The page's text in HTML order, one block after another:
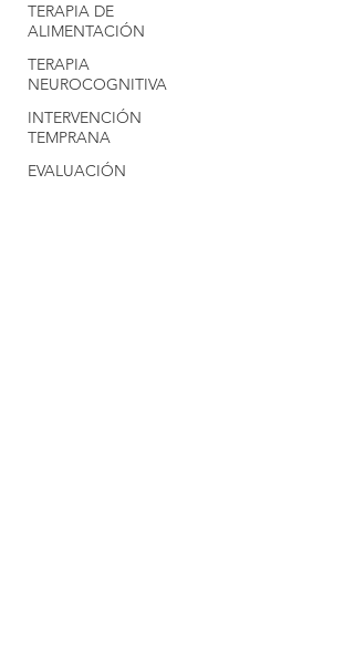
TERAPIA DE
ALIMENTACIÓN
TERAPIA
NEUROCOGNITIVA
INTERVENCIÓN
TEMPRANA
EVALUACIÓN